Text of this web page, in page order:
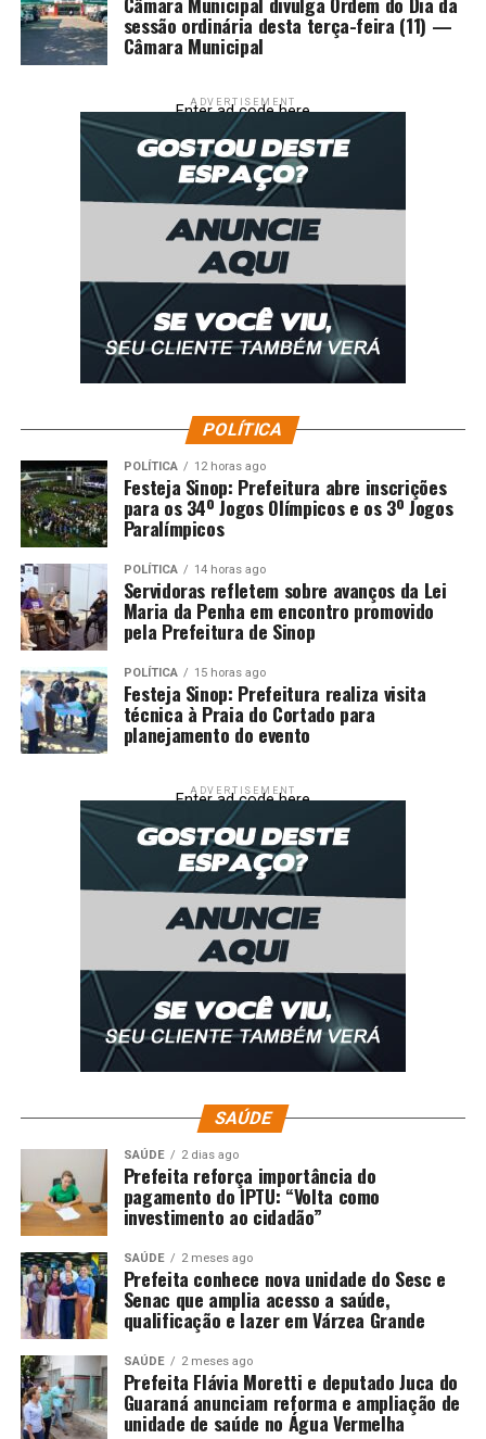
sessão ordinária desta terça-feira (11) —
Câmara Municipal
ADVERTISEMENT
Enter ad code here
POLÍTICA
POLÍTICA 12 horas ago
Festeja Sinop: Prefeitura abre inscrições
para os 34º Jogos Olímpicos e os 3º Jogos
Paralímpicos
POLÍTICA 14 horas ago
Servidoras refletem sobre avanços da Lei
Maria da Penha em encontro promovido
pela Prefeitura de Sinop
POLÍTICA 15 horas ago
Festeja Sinop: Prefeitura realiza visita
técnica à Praia do Cortado para
planejamento do evento
ADVERTISEMENT
Enter ad code here
SAÚDE
SAÚDE 2 dias ago
Prefeita reforça importância do
pagamento do IPTU: “Volta como
investimento ao cidadão”
SAÚDE 2 meses ago
Prefeita conhece nova unidade do Sesc e
Senac que amplia acesso a saúde,
qualificação e lazer em Várzea Grande
SAÚDE 2 meses ago
Prefeita Flávia Moretti e deputado Juca do
Guaraná anunciam reforma e ampliação de
unidade de saúde no Água Vermelha